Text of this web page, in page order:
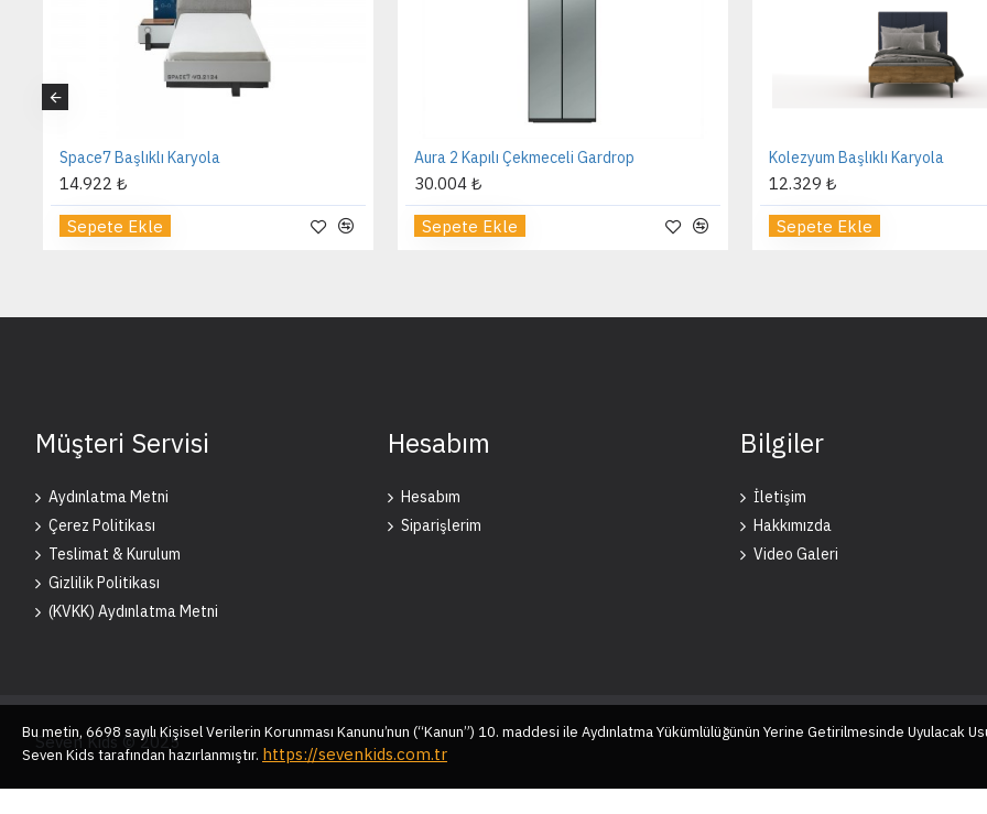
Space7 Başlıklı Karyola
14.922 ₺
Sepete Ekle
Aura 2 Kapılı Çekmeceli Gardrop
30.004 ₺
Sepete Ekle
Kolezyum Başlıklı Karyola
12.329 ₺
Sepete Ekle
Müşteri Servisi
Aydınlatma Metni
Çerez Politikası
Teslimat & Kurulum
Gizlilik Politikası
(KVKK) Aydınlatma Metni
Hesabım
Hesabım
Siparişlerim
Bilgiler
İletişim
Hakkımızda
Video Galeri
Seven Kids © 2025
Bu metin, 6698 sayılı Kişisel Verilerin Korunması Kanunu’nun (“Kanun”) 10. maddesi ile Aydınlatma Yükümlülüğünün Yerine Getirilmesinde Uyulacak
Seven Kids tarafından hazırlanmıştır. https://sevenkids.com.tr